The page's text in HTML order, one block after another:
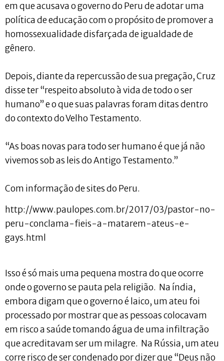
em que acusava o governo do Peru de adotar uma
política de educação com o propósito de promover a
homossexualidade disfarçada de igualdade de
gênero.
Depois, diante da repercussão de sua pregação, Cruz
disse ter “respeito absoluto à vida de todo o ser
humano” e o que suas palavras foram ditas dentro
do contexto do Velho Testamento.
“As boas novas para todo ser humano é que já não
vivemos sob as leis do Antigo Testamento.”
Com informação de sites do Peru.
http://www.paulopes.com.br/2017/03/pastor-no-
peru-conclama-fieis-a-matarem-ateus-e-
gays.html
Isso é só mais uma pequena mostra do que ocorre
onde o governo se pauta pela religião. Na índia,
embora digam que o governo é laico, um ateu foi
processado por mostrar que as pessoas colocavam
em risco a saúde tomando água de uma infiltração
que acreditavam ser um milagre. Na Rússia, um ateu
corre risco de ser condenado por dizer que “Deus não